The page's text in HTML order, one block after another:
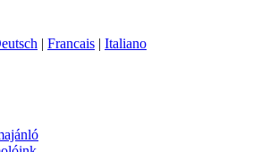
| Francais | Italiano